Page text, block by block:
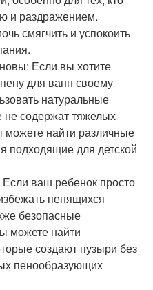
и раздражением.
смягчить и успокоить
Если вы хотите
для ванн своему
натуральные
содержат тяжелых
найти различные
подходящие для детской
ваш ребенок просто
пенящихся
безопасные
можете найти
создают пузыри без
пенообразующих